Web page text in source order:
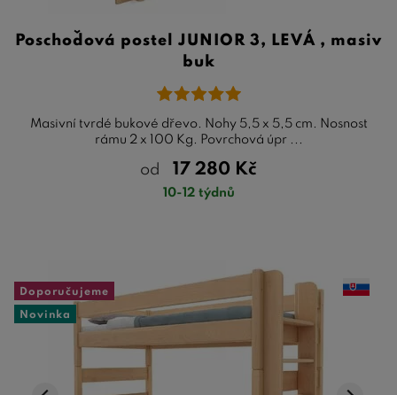
Poschoďová postel JUNIOR 3, LEVÁ , masiv
buk
Masivní tvrdé bukové dřevo. Nohy 5,5 x 5,5 cm. Nosnost
rámu 2 x 100 Kg. Povrchová úpr ...
od 17 280 Kč
10-12 týdnů
Doporučujeme
Novinka